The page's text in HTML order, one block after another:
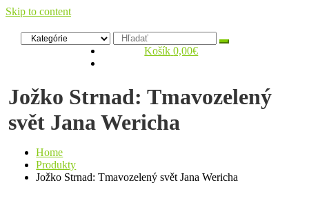
Skip to content
Zelený dom
Antikvariát Košík 0,00€
Jožko Strnad: Tmavozelený
svět Jana Wericha
Home
Produkty
Jožko Strnad: Tmavozelený svět Jana Wericha